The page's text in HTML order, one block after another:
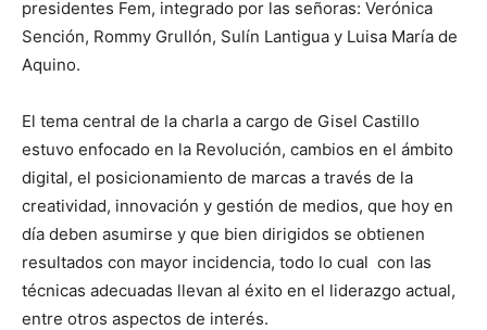
presidentes Fem, integrado por las señoras: Verónica
Sención, Rommy Grullón, Sulín Lantigua y Luisa María de
Aquino.
El tema central de la charla a cargo de Gisel Castillo
estuvo enfocado en la Revolución, cambios en el ámbito
digital, el posicionamiento de marcas a través de la
creatividad, innovación y gestión de medios, que hoy en
día deben asumirse y que bien dirigidos se obtienen
resultados con mayor incidencia, todo lo cual con las
técnicas adecuadas llevan al éxito en el liderazgo actual,
entre otros aspectos de interés.